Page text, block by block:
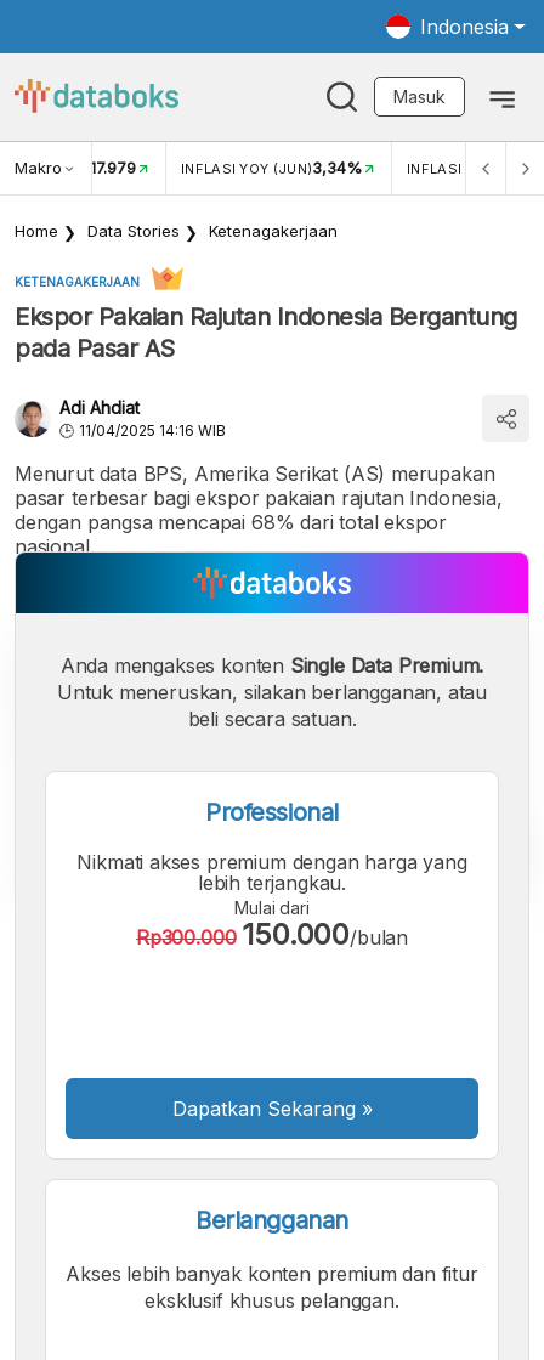
Indonesia
Masuk
Makro
USD/IDR 17.979 INFLASI YOY (JUN)3,34% INFLASI MOM
Home Data Stories Ketenagakerjaan
KETENAGAKERJAAN
Ekspor Pakaian Rajutan Indonesia Bergantung
pada Pasar AS
Adi Ahdiat
11/04/2025 14:16 WIB
Menurut data BPS, Amerika Serikat (AS) merupakan
pasar terbesar bagi ekspor pakaian rajutan Indonesia,
dengan pangsa mencapai 68% dari total ekspor
nasional.
A A A
Anda mengakses konten Single Data Premium.
Untuk meneruskan, silakan berlangganan, atau
beli secara satuan.
Professional
Nikmati akses premium dengan harga yang
lebih terjangkau.
Mulai dari
Rp300.000 150.000/bulan
Dapatkan Sekarang »
Berlangganan
Akses lebih banyak konten premium dan fitur
eksklusif khusus pelanggan.